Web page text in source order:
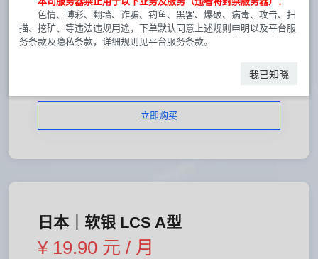
带宽：3Mbps
线路：软银 直连优化
流量：100G/月
立即购买
日本｜软银 LCS A型
¥ 19.90 元 / 月
色情、博彩、翻墙、诈骗、钓鱼、黑客、爆破、病毒、攻击、扫
描、挖矿、等违法违规用途，下单默认同意上述规则申明以及平台服
务条款及隐私条款，详细规则见平台服务条款。
我已知晓